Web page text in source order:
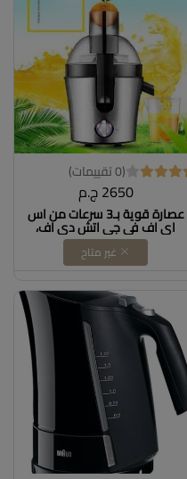
(0 تقييمات)
2650 ج.م
عصارة قوية بـ3 سرعات من اس
اي اف في جي اتش دي اف،
عصارة طرد مركزي للفواكه
والخضروات مع وظيفة نبض
اضافية، سهلة التنظيف DOLLAR
B0D9W46KS5
غير متاح